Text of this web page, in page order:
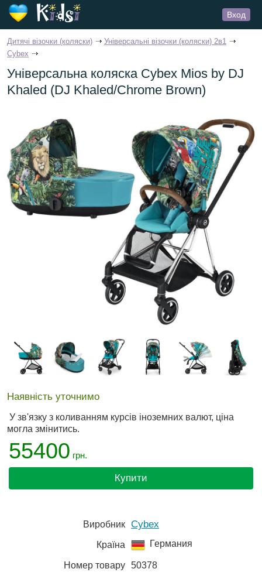
Вход
Дитячі візочки (коляски)
Універсальні візочки (коляски) 2в1
Cybex
Універсальна коляска Cybex Mios by DJ
Khaled (DJ Khaled/Chrome Brown)
Наявність уточнимо
У зв'язку з коливанням курсів іноземних валют, ціна
могла змінитись.
55400 грн.
Купити
Виробник Cybex
Країна Германия
Номер товару 50378